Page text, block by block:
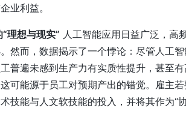
业利益。
理想与现实” 人工智能应用日益广泛，高
然而，数据揭示了一个悖论：尽管人工
普遍未感到生产力有实质性提升，甚至
可能源于员工对预期产出的错觉。雇主
技能与人文软技能的投入，并将其作为“